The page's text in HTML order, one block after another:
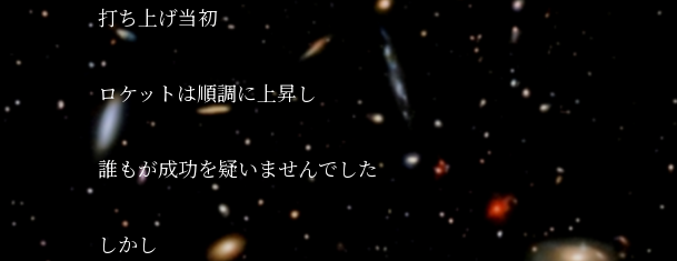
打ち上げ当初
ロケットは順調に上昇し
誰もが成功を疑いませんでした
しかし